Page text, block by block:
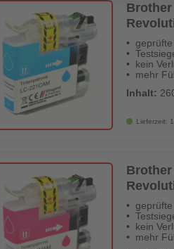
Brother
kein
mehr
Inhalt:
Lieferzeit:
Brother
kein
mehr